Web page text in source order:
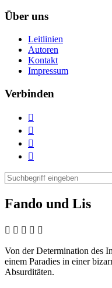
Über uns
Leitlinien
Autoren
Kontakt
Impressum
Verbinden




Fando und Lis
    
Von der Determination des
einem Paradies in einer
Absurditäten.